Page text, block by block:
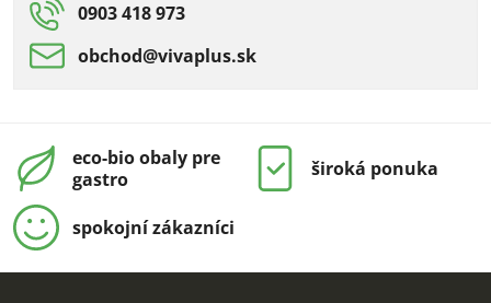
0903 418 973
obchod​@vivaplus​.sk
eco-bio obaly pre
gastro
široká ponuka
spokojní zákazníci